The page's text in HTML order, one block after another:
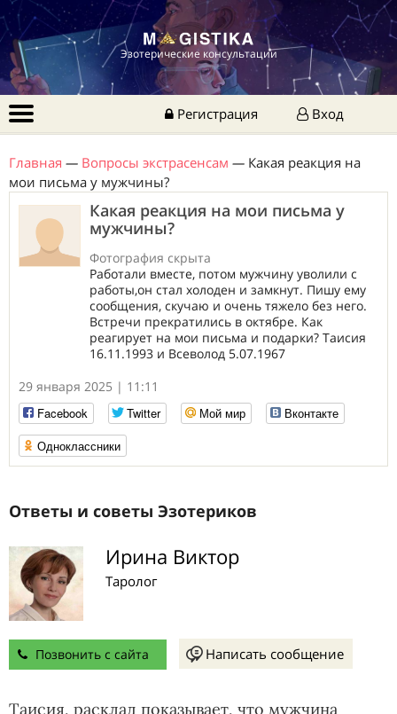
Эзотерические консультации
Регистрация Вход
Главная — Вопросы экстрасенсам — Какая реакция на
мои письма у мужчины?
Какая реакция на мои письма у
мужчины?
Фотография скрыта
Работали вместе, потом мужчину уволили с
работы,он стал холоден и замкнут. Пишу ему
сообщения, скучаю и очень тяжело без него.
Встречи прекратились в октябре. Как
реагирует на мои письма и подарки? Таисия
16.11.1993 и Всеволод 5.07.1967
29 января 2025 | 11:11
Facebook
Twitter Мой мир
Вконтакте
Одноклассники
Ответы и советы Эзотериков
Ирина Виктор
Таролог
Позвонить с сайта Написать сообщение
Таисия, расклад показывает, что мужчина